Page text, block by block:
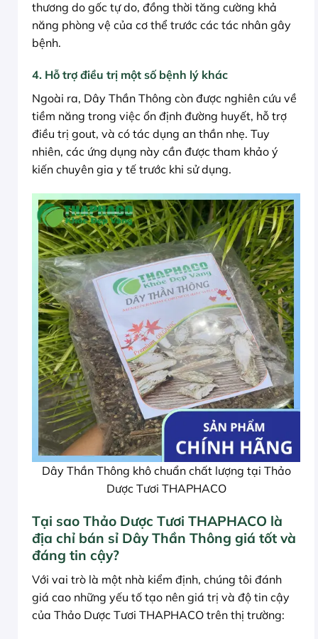
thương do gốc tự do, đồng thời tăng cường khả
năng phòng vệ của cơ thể trước các tác nhân gây
bệnh.
4. Hỗ trợ điều trị một số bệnh lý khác
Ngoài ra, Dây Thần Thông còn được nghiên cứu về
tiềm năng trong việc ổn định đường huyết, hỗ trợ
điều trị gout, và có tác dụng an thần nhẹ. Tuy
nhiên, các ứng dụng này cần được tham khảo ý
kiến chuyên gia y tế trước khi sử dụng.
Dây Thần Thông khô chuẩn chất lượng tại Thảo
Dược Tươi THAPHACO
Tại sao Thảo Dược Tươi THAPHACO là
địa chỉ bán sỉ Dây Thần Thông giá tốt và
đáng tin cậy?
Với vai trò là một nhà kiểm định, chúng tôi đánh
giá cao những yếu tố tạo nên giá trị và độ tin cậy
của Thảo Dược Tươi THAPHACO trên thị trường: